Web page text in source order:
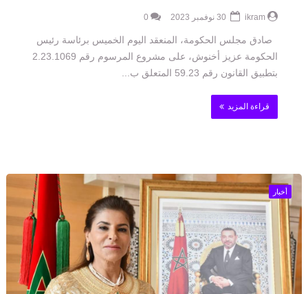
ikram
0
صادق مجلس الحكومة، المنعقد اليوم الخميس برئاسة رئيس
الحكومة عزيز أخنوش، على مشروع المرسوم رقم 2.23.1069
بتطبيق القانون رقم 59.23 المتعلق ب...
قراءة المزيد
أخبار